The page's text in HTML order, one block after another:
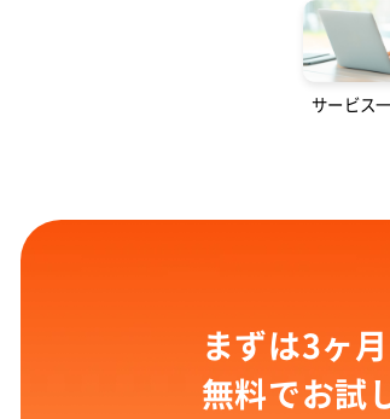
サービス
まずは3ヶ月
無料でお試